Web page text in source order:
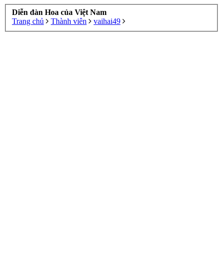
Diễn đàn Hoa của Việt Nam
Trang chủ
Thành viên vaihai49